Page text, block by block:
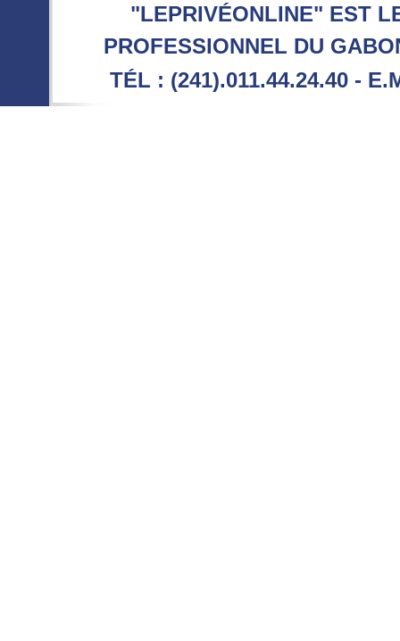
"LEPRIVÉONLINE" EST
PROFESSIONNEL DU
TÉL : (241).011.44.24.40 -